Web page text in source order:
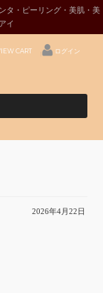
タ・ピーリング・美肌・美
イ
CART ログイン
2026年4月22日